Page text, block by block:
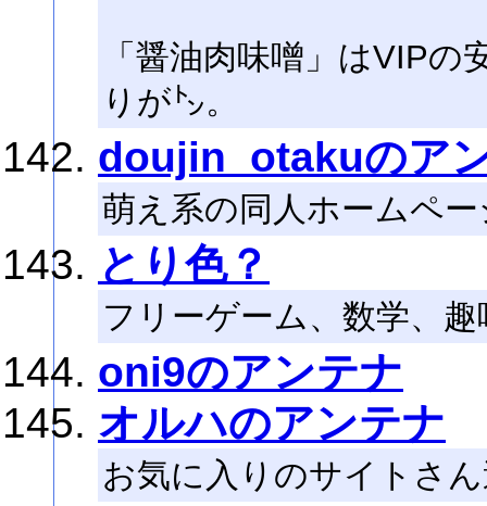
「醤油肉味噌」はVIP
りが㌧。
doujin_otakuのア
萌え系の同人ホームペ
とり色？
フリーゲーム、数学、趣
oni9のアンテナ
オルハのアンテナ
お気に入りのサイトさ